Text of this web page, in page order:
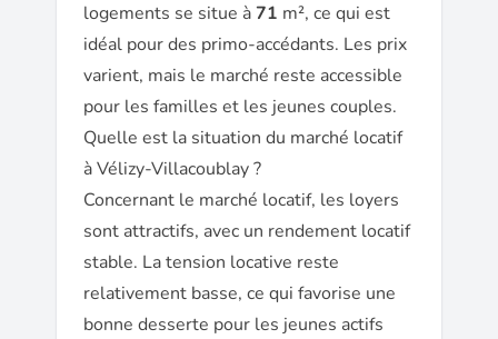
logements se situe à71 m², ce qui est
idéal pour des primo-accédants. Les prix
varient, mais le marché reste accessible
pour les familles et les jeunes couples.
Quelle est la situation du marché locatif
à Vélizy-Villacoublay ?
Concernant le marché locatif, les loyers
sont attractifs, avec un rendement locatif
stable. La tension locative reste
relativement basse, ce qui favorise une
bonne desserte pour les jeunes actifs